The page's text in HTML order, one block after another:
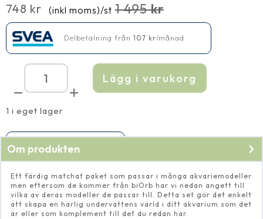
1 495kr
Det
ursprungliga
priset
var:
1 495 kr.
748 kr
Det
nuvarande
priset
är:
748 kr.
(inkl moms)/st
Delbetalning från 107 kr/månad
1 i eget lager
Dekorset
Sommar
mängd
Lägg i varukorg
Om produkten
Ett färdig matchat paket som passar i många akvariemodeller
men eftersom de kommer från biOrb har vi nedan angett till
vilka av deras modeller de passar till. Detta set gör det enkelt
att skapa en härlig undervattens värld i ditt akvarium som det
är eller som komplement till det du redan har.